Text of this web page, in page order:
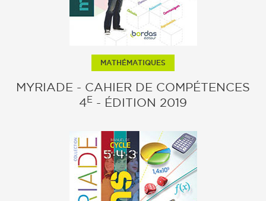
MATHÉMATIQUES
MYRIADE - CAHIER DE COMPÉTENCES
4E - ÉDITION 2019